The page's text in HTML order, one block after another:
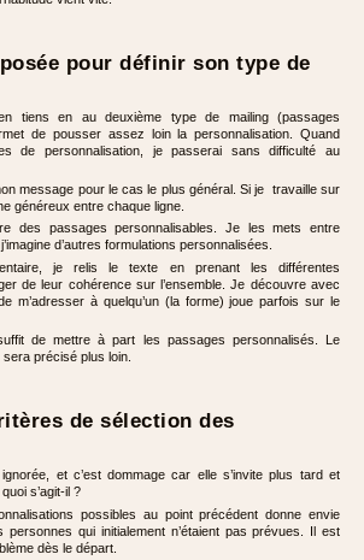
pour définir son type de
tiens en au deuxième type de mailing (passages
de pousser assez loin la personnalisation. Quand
de personnalisation, je passerai sans difficulté au
message pour le cas le plus général. Si je travaille sur
généreux entre chaque ligne.
des passages personnalisables. Je les mets entre
d’autres formulations personnalisées.
je relis le texte en prenant les différentes
de leur cohérence sur l’ensemble. Je découvre avec
m’adresser à quelqu’un (la forme) joue parfois sur le
de mettre à part les passages personnalisés. Le
précisé plus loin.
de sélection des
et c’est dommage car elle s’invite plus tard et
s’agit-il ?
possibles au point précédent donne envie
personnes qui initialement n’étaient pas prévues. Il est
dès le départ.